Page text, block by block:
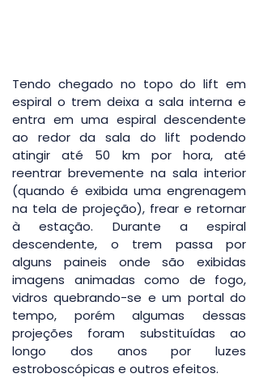
Tendo chegado no topo do lift em
espiral o trem deixa a sala interna e
entra em uma espiral descendente
ao redor da sala do lift podendo
atingir até 50 km por hora, até
reentrar brevemente na sala interior
(quando é exibida uma engrenagem
na tela de projeção), frear e retornar
à estação. Durante a espiral
descendente, o trem passa por
alguns paineis onde são exibidas
imagens animadas como de fogo,
vidros quebrando-se e um portal do
tempo, porém algumas dessas
projeções foram substituídas ao
longo dos anos por luzes
estroboscópicas e outros efeitos.